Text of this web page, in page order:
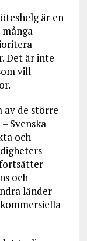
är en
Det är inte
vill
av de större
Svenska
och
och
länder